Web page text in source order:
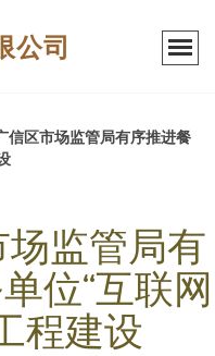
公司
信区市场监管局有序推进餐
场监管局有
位“互联网
程建设